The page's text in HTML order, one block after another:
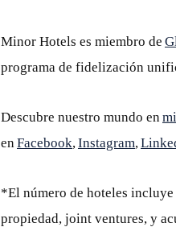
Minor Hotels es miembro de
programa de fidelización
Descubre nuestro mundo en
enFacebook,Instagram,
*El número de hoteles
propiedad, joint ventures, y